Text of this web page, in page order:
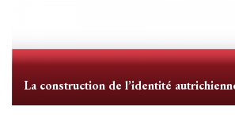
La construction de l’identité